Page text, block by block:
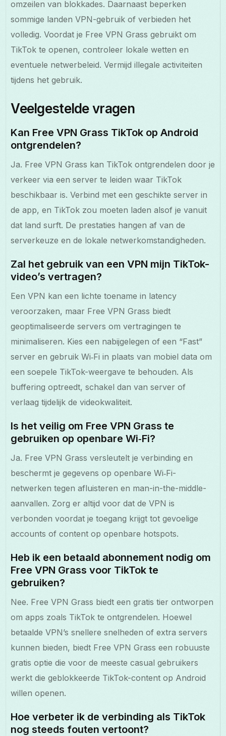
omzeilen van blokkades. Daarnaast beperken
sommige landen VPN-gebruik of verbieden het
volledig. Voordat je Free VPN Grass gebruikt om
TikTok te openen, controleer lokale wetten en
eventuele netwerbeleid. Vermijd illegale activiteiten
tijdens het gebruik.
Veelgestelde vragen
Kan Free VPN Grass TikTok op Android
ontgrendelen?
Ja. Free VPN Grass kan TikTok ontgrendelen door je
verkeer via een server te leiden waar TikTok
beschikbaar is. Verbind met een geschikte server in
de app, en TikTok zou moeten laden alsof je vanuit
dat land surft. De prestaties hangen af van de
serverkeuze en de lokale netwerkomstandigheden.
Zal het gebruik van een VPN mijn TikTok-
video’s vertragen?
Een VPN kan een lichte toename in latency
veroorzaken, maar Free VPN Grass biedt
geoptimaliseerde servers om vertragingen te
minimaliseren. Kies een nabijgelegen of een “Fast”
server en gebruik Wi‑Fi in plaats van mobiel data om
een soepele TikTok-weergave te behouden. Als
buffering optreedt, schakel dan van server of
verlaag tijdelijk de videokwaliteit.
Is het veilig om Free VPN Grass te
gebruiken op openbare Wi‑Fi?
Ja. Free VPN Grass versleutelt je verbinding en
beschermt je gegevens op openbare Wi‑Fi-
netwerken tegen afluisteren en man-in-the-middle-
aanvallen. Zorg er altijd voor dat de VPN is
verbonden voordat je toegang krijgt tot gevoelige
accounts of content op openbare hotspots.
Heb ik een betaald abonnement nodig om
Free VPN Grass voor TikTok te
gebruiken?
Nee. Free VPN Grass biedt een gratis tier ontworpen
om apps zoals TikTok te ontgrendelen. Hoewel
betaalde VPN’s snellere snelheden of extra servers
kunnen bieden, biedt Free VPN Grass een robuuste
gratis optie die voor de meeste casual gebruikers
werkt die geblokkeerde TikTok-content op Android
willen openen.
Hoe verbeter ik de verbinding als TikTok
nog steeds fouten vertoont?